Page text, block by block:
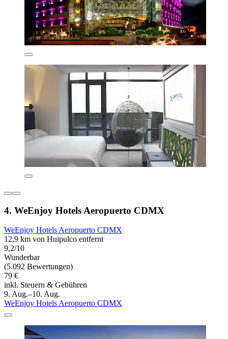
4. WeEnjoy Hotels Aeropuerto CDMX
WeEnjoy Hotels Aeropuerto CDMX
12,9 km von Huipulco entfernt
9,2/10
Wunderbar
(5.092 Bewertungen)
79 €
inkl. Steuern & Gebühren
9. Aug.–10. Aug.
WeEnjoy Hotels Aeropuerto CDMX